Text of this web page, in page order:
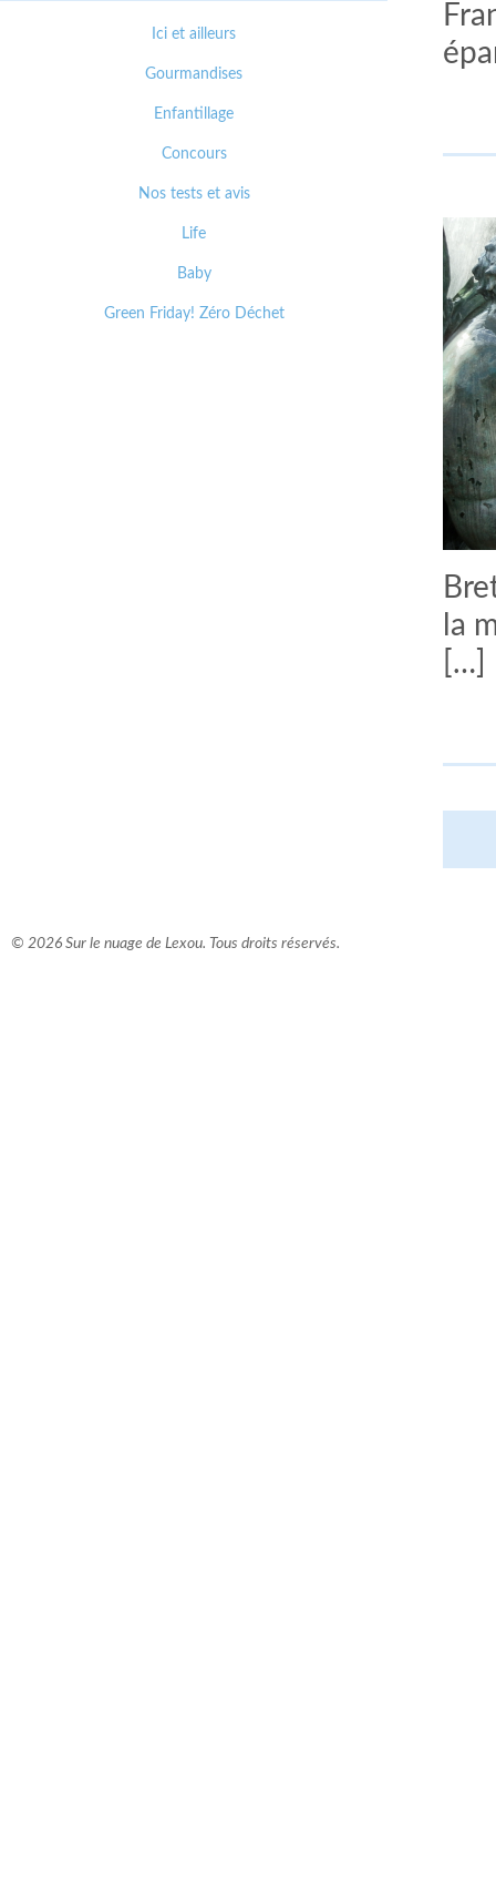
la
[…]
Ici et ailleurs
Gourmandises
Enfantillage
Concours
Nos tests et avis
Life
Baby
Green Friday! Zéro Déchet
© 2026 Sur le nuage de Lexou. Tous droits réservés.